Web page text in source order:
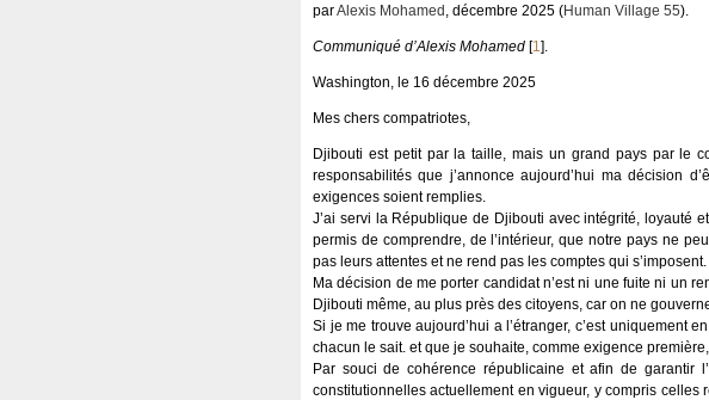
parAlexis Mohamed , décembre 2025 (Human Village 55).
Communiqué d’Alexis Mohamed [1].
Washington, le 16 décembre 2025
Mes chers compatriotes,
Djibouti est petit par la taille, mais un grand pays par le
responsabilités que j’annonce aujourd’hui ma décision
exigences soient remplies.
J’ai servi la République de Djibouti avec intégrité, loyauté
permis de comprendre, de l’intérieur, que notre pays ne
pas leurs attentes et ne rend pas les comptes qui s’imposent.
Ma décision de me porter candidat n’est ni une fuite ni un
Djibouti même, au plus près des citoyens, car on ne
Si je me trouve aujourd’hui a l’étranger, c’est uniquement
chacun le sait. et que je souhaite, comme exigence
Par souci de cohérence républicaine et afin de garantir
constitutionnelles actuellement en vigueur, y compris